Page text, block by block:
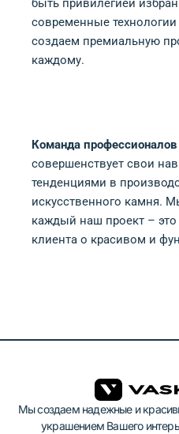
быть привилегией
современные
создаем премиальную
каждому.
Команда профессионалов
совершенствует свои
тенденциями в
искусственного камня.
каждый наш проект –
клиента о красивом и
Мы создаем надежные и
украшением Вашего